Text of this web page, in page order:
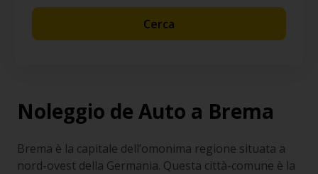
Cerca
Noleggio de Auto a Brema
Brema è la capitale dell’omonima regione situata a
nord-ovest della Germania. Questa città-comune è la